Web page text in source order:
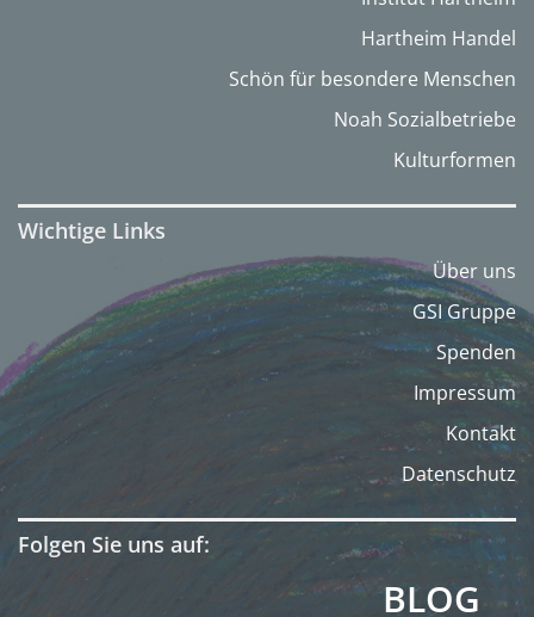
Hartheim Handel
Schön für besondere Menschen
Noah Sozialbetriebe
Kulturformen
Wichtige Links
Über uns
GSI Gruppe
Spenden
Impressum
Kontakt
Datenschutz
Folgen Sie uns auf:
BLOG